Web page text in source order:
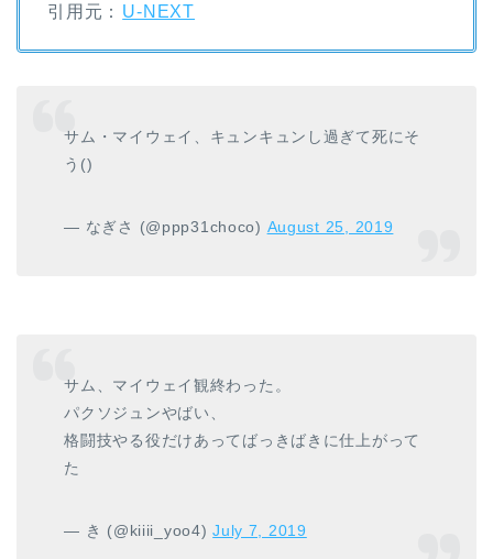
引用元： U-NEXT
サム・マイウェイ、キュンキュンし過ぎて死にそ
う()
— なぎさ (@ppp31choco) August 25, 2019
サム、マイウェイ観終わった。
パクソジュンやばい、
格闘技やる役だけあってばっきばきに仕上がって
た
— き (@kiiii_yoo4)July 7, 2019